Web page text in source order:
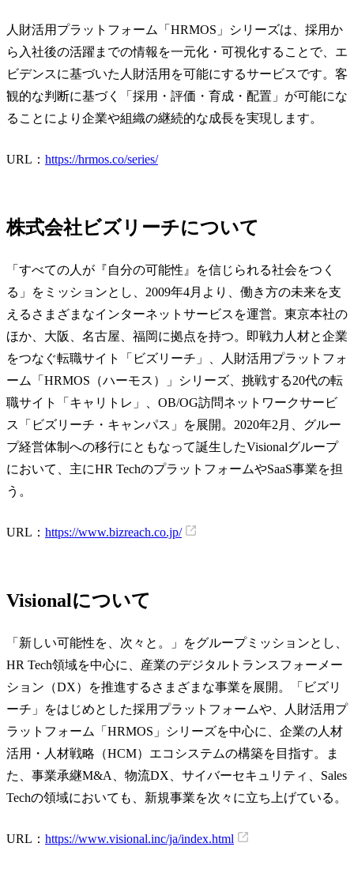
人財活用プラットフォーム「HRMOS」シリーズは、採用か
ら入社後の活躍までの情報を一元化・可視化することで、エ
ビデンスに基づいた人財活用を可能にするサービスです。客
観的な判断に基づく「採用・評価・育成・配置」が可能にな
ることにより企業や組織の継続的な成長を実現します。
URL： https://hrmos.co/series/
株式会社ビズリーチについて
「すべての人が『自分の可能性』を信じられる社会をつく
る」をミッションとし、2009年4月より、働き方の未来を支
えるさまざまなインターネットサービスを運営。東京本社の
ほか、大阪、名古屋、福岡に拠点を持つ。即戦力人材と企業
をつなぐ転職サイト「ビズリーチ」、人財活用プラットフォ
ーム「HRMOS（ハーモス）」シリーズ、挑戦する20代の転
職サイト「キャリトレ」、OB/OG訪問ネットワークサービ
ス「ビズリーチ・キャンパス」を展開。2020年2月、グルー
プ経営体制への移行にともなって誕生したVisionalグループ
において、主にHR TechのプラットフォームやSaaS事業を担
う。
URL： https://www.bizreach.co.jp/
Visionalについて
「新しい可能性を、次々と。」をグループミッションとし、
HR Tech領域を中心に、産業のデジタルトランスフォーメー
ション（DX）を推進するさまざまな事業を展開。「ビズリ
ーチ」をはじめとした採用プラットフォームや、人財活用プ
ラットフォーム「HRMOS」シリーズを中心に、企業の人材
活用・人材戦略（HCM）エコシステムの構築を目指す。ま
た、事業承継M&A、物流DX、サイバーセキュリティ、Sales
Techの領域においても、新規事業を次々に立ち上げている。
URL： https://www.visional.inc/ja/index.html